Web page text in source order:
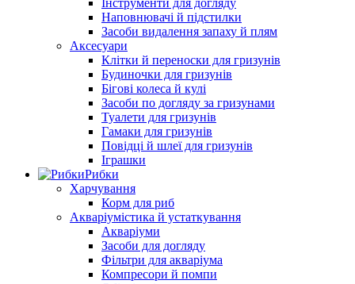
Інструменти для догляду
Наповнювачі й підстилки
Засоби видалення запаху й плям
Аксесуари
Клітки й переноски для гризунів
Будиночки для гризунів
Бігові колеса й кулі
Засоби по догляду за гризунами
Туалети для гризунів
Гамаки для гризунів
Повідці й шлеї для гризунів
Іграшки
Рибки
Харчування
Корм для риб
Акваріумістика й устаткування
Акваріуми
Засоби для догляду
Фільтри для акваріума
Компресори й помпи